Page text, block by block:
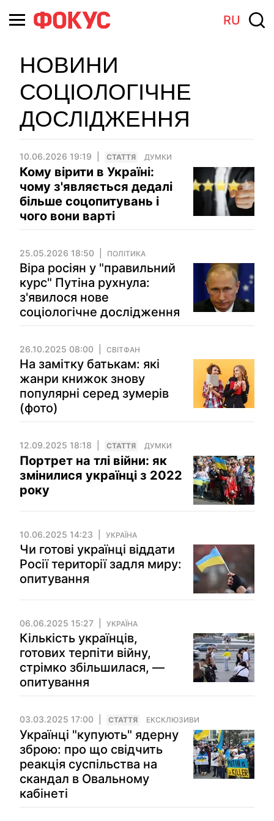
RU
НОВИНИ
СОЦІОЛОГІЧНЕ
ДОСЛІДЖЕННЯ
10.06.2026 19:19 СТАТТЯ ДУМКИ
Кому вірити в Україні:
чому з'являється дедалі
більше соцопитувань і
чого вони варті
25.05.2026 18:50 ПОЛІТИКА
Віра росіян у "правильний
курс" Путіна рухнула:
з'явилося нове
соціологічне дослідження
26.10.2025 08:00 СВІТФАН
На замітку батькам: які
жанри книжок знову
популярні серед зумерів
(фото)
12.09.2025 18:18 СТАТТЯ ДУМКИ
Портрет на тлі війни: як
змінилися українці з 2022
року
10.06.2025 14:23 УКРАЇНА
Чи готові українці віддати
Росії території задля миру:
опитування
06.06.2025 15:27 УКРАЇНА
Кількість українців,
готових терпіти війну,
стрімко збільшилася, —
опитування
03.03.2025 17:00 СТАТТЯ ЕКСКЛЮЗИВИ
Українці "купують" ядерну
зброю: про що свідчить
реакція суспільства на
скандал в Овальному
кабінеті